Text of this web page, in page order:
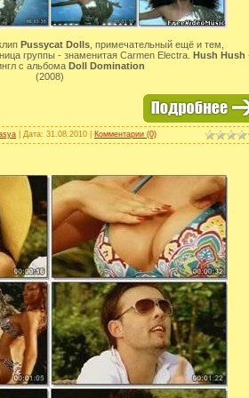
Pussycat Dolls, примечательный ещё и тем,
группы - знаменитая Carmen Electra. Hush Hush
с альбома Doll Domination
(2008)
| Дата: 31.08.2010 Комментарии (0)